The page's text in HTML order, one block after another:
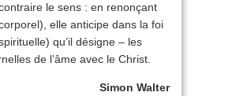
le sens : en renonçant
elle anticipe dans la foi
qu’il désigne – les
de l’âme avec le Christ.
Simon Walter